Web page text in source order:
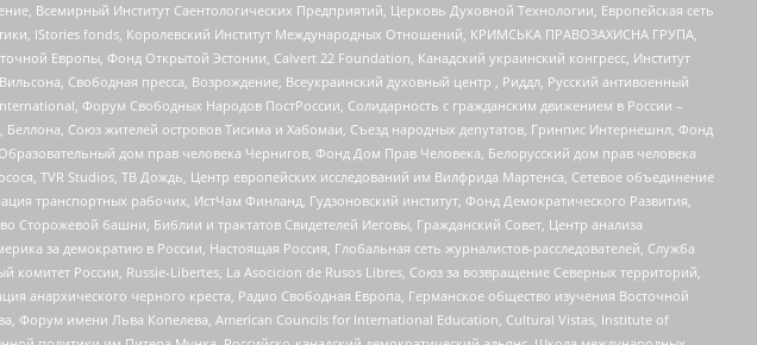
Всемирный Институт Саентологических Предприятий, Церковь Духовной Технологии, Европейская сеть
IStories fonds, Королевский Институт Международных Отношений, КРИМСЬКА ПРАВОЗАХИСНА ГРУПА,
Европы, Фонд Открытой Эстонии, Calvert 22 Foundation, Канадский украинский конгресс, Институт
Свободная пресса, Возрождение, Всеукраинский духовный центр , Риддл, Русский антивоенный
Форум Свободных Народов ПостРоссии, Солидарность с гражданским движением в России –
Союз жителей островов Тисима и Хабомаи, Съезд народных депутатов, Гринпис Интернешнл, Фонд
дом прав человека Чернигов, Фонд Дом Прав Человека, Белорусский дом прав человека
TVR Studios, ТВ Дождь, Центр европейских исследований им Вилфрида Мартенса, Сетевое объединение
транспортных рабочих, ИстЧам Финланд, Гудзоновский институт, Фонд Демократического Развития,
Сторожевой башни, Библии и трактатов Свидетелей Иеговы, Гражданский Совет, Центр анализа
за демократию в России, Настоящая Россия, Глобальная сеть журналистов-расследователей, Служба
России, Russie-Libertes, La Asocicion de Rusos Libres, Союз за возвращение Северных территорий,
анархического черного креста, Радио Свободная Европа, Германское общество изучения Восточной
Форум имени Льва Копелева, American Councils for International Education, Cultural Vistas, Institute of